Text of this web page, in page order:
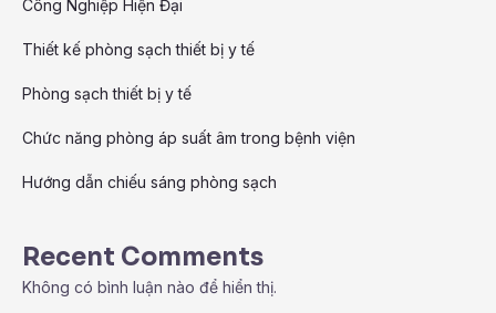
Công Nghiệp Hiện Đại
Thiết kế phòng sạch thiết bị y tế
Phòng sạch thiết bị y tế
Chức năng phòng áp suất âm trong bệnh viện
Hướng dẫn chiếu sáng phòng sạch
Recent Comments
Không có bình luận nào để hiển thị.